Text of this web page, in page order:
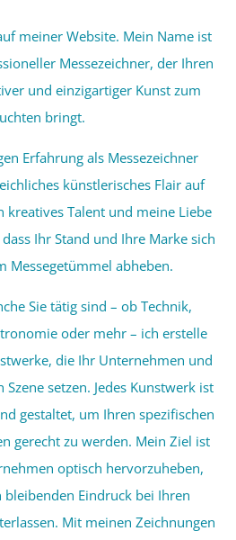
meiner Website. Mein Name ist
Messezeichner, der Ihren
und einzigartiger Kunst zum
bringt.
Erfahrung als Messezeichner
künstlerisches Flair auf
kreatives Talent und meine Liebe
Ihr Stand und Ihre Marke sich
Messegetümmel abheben.
Sie tätig sind – ob Technik,
oder mehr – ich erstelle
die Ihr Unternehmen und
setzen. Jedes Kunstwerk ist
gestaltet, um Ihren spezifischen
gerecht zu werden. Mein Ziel ist
optisch hervorzuheben,
Eindruck bei Ihren
Mit meinen Zeichnungen